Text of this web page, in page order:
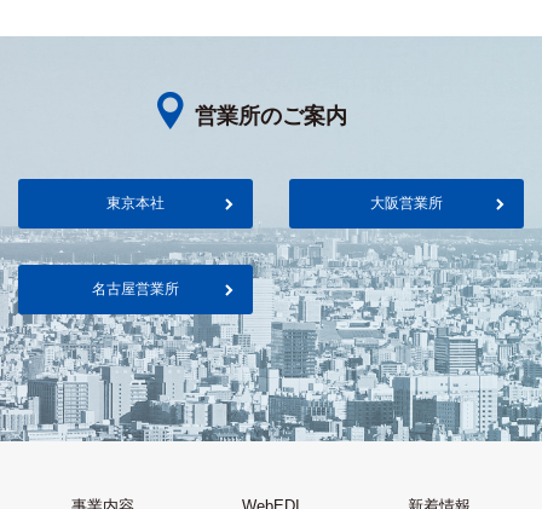
営業所のご案内
東京本社 大阪営業所
名古屋営業所